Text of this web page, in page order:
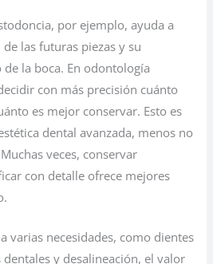
por ejemplo, ayuda a
las futuras piezas y su
la boca. En odontología
con más precisión cuánto
es mejor conservar. Esto es
dental avanzada, menos no
veces, conservar
con detalle ofrece mejores
varias necesidades, como dientes
dentales y desalineación, el valor